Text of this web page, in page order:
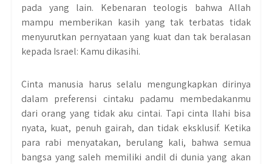
pada yang lain. Kebenaran teologis bahwa Allah
mampu memberikan kasih yang tak terbatas tidak
menyurutkan pernyataan yang kuat dan tak beralasan
kepada Israel: Kamu dikasihi.
Cinta manusia harus selalu mengungkapkan dirinya
dalam preferensi cintaku padamu membedakanmu
dari orang yang tidak aku cintai. Tapi cinta Ilahi bisa
nyata, kuat, penuh gairah, dan tidak eksklusif. Ketika
para rabi menyatakan, berulang kali, bahwa semua
bangsa yang saleh memiliki andil di dunia yang akan